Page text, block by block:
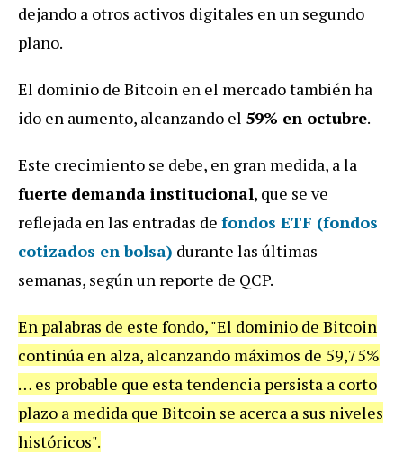
dejando a otros activos digitales en un segundo
plano.
El dominio de Bitcoin en el mercado también ha
ido en aumento, alcanzando el 59% en octubre.
Este crecimiento se debe, en gran medida, a la
fuerte demanda institucional, que se ve
reflejada en las entradas de fondos ETF (fondos
cotizados en bolsa) durante las últimas
semanas, según un reporte de QCP.
En palabras de este fondo, "El dominio de Bitcoin
continúa en alza, alcanzando máximos de 59,75%
… es probable que esta tendencia persista a corto
plazo a medida que Bitcoin se acerca a sus niveles
históricos".